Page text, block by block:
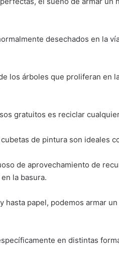
desechados en la
los árboles que proliferan en
gratuitos es reciclar
de pintura son ideales
de aprovechamiento de
la basura.
hasta papel, podemos armar
en distintas